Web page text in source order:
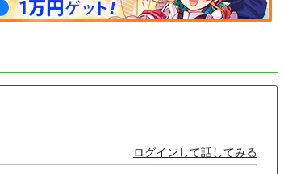
ログインして話してみる